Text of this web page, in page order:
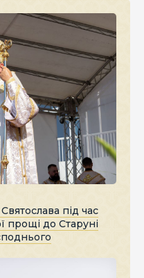
під час
прощі до Старуні